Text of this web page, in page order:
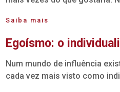
Saiba mais
Egoísmo: o
Num mundo de influência
cada vez mais visto como